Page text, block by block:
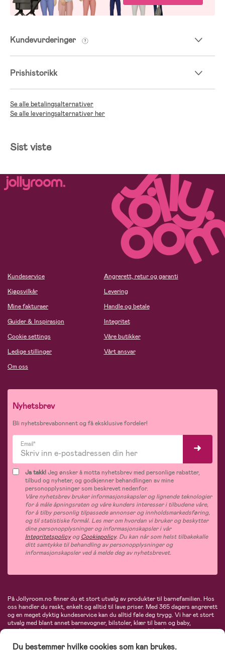
Kundevurderinger
Prishistorikk
Se alle betalingsalternativer
Se alle leveringsalternativer her
Sist viste
Kundeservice
Kjøpsvilkår
Mine fakturaer
Guider & Inspirasjon
Cookie settings
Ledige stillinger
Om oss
Angrerett, retur og garanti
Levering
Handle og betale
Integritet
Våre butikker
Vårt ansvar
Nyhetsbrev
Bli nyhetsbrevabonnent og få eksklusive fordeler!
Email*
Ja takk!Jeg ønsker å motta nyhetsbrev med personlige rabatter,
tilbud og nyheter, og godkjenner behandlingen av mine
personopplysninger som beskrevet nedenfor.
Våre nyhetsbrev bruker informasjonskapsler og lignende teknologier
for å måle åpningsraten og våre kunders interesser i tilbudene våre,
for å tilby personlig tilpassede annonser og innholdsmarkedsføring,
og til statistiske formål. Les mer om hvordan vi bruker og beskytter
dine personopplysninger og informasjonskapsler i vår
IntegritetspolicyogCookiepolicy. Du kan når som helst tilbakekalle
ditt samtykke til behandling av personopplysninger og
informasjonskapsler ved å melde deg av nyhetsbrevet.
På Jollyroom.no finner du et stort utvalg av produkter til barnefamilien. Hos
oss handler du raskt, enkelt og alltid til lave priser. Med 365 dagers angrerett
og en meget dyktig kundeservice kan du alltid føle deg trygg. Vi har et stort
utvalg med blant annet barnevogner, bilstoler, klær til barn og baby,
produkter til mor, mengder av inspirerende interiør, leker, babyustyr og mye
Maxi-Cosi, Baby Jogger, BabyBjörn, Didriksons, KidKraft, Ergobaby, Philips
Du bestemmer hvilke cookies som kan brukes.